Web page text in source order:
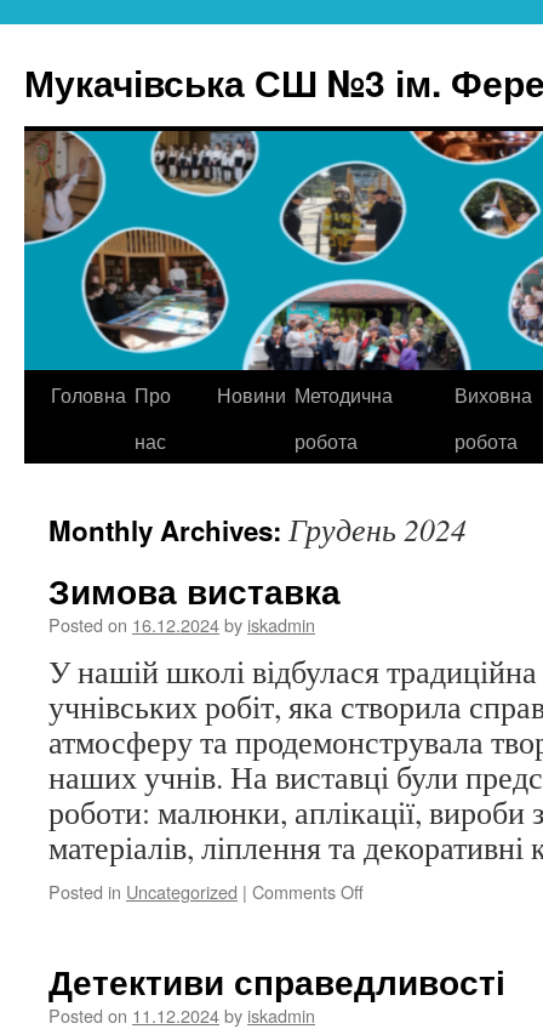
content
Мукачівська СШ №3 ім.
Головна Про
нас
Новини Методична
робота
Виховна
робота
Monthly Archives: Грудень 2024
Зимова виставка
Posted on 16.12.2024by iskadmin
У нашій школі відбулася
учнівських робіт, яка створила
атмосферу та продемонструвала
наших учнів. На виставці були
роботи: малюнки, аплікації, вироби
матеріалів, ліплення та декоративні
Posted in Uncategorized | Comments Offon
Детективи справедливості
Posted on 11.12.2024by iskadmin